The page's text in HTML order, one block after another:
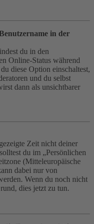
in der
du in den
Online-Status während
diese Option einschaltest,
und du selbst
dann als unsichtbarer
Zeit nicht deiner
du im „Persönlichen
(Mitteleuropäische
dabei nur von
Wenn du noch nicht
dies jetzt zu tun.